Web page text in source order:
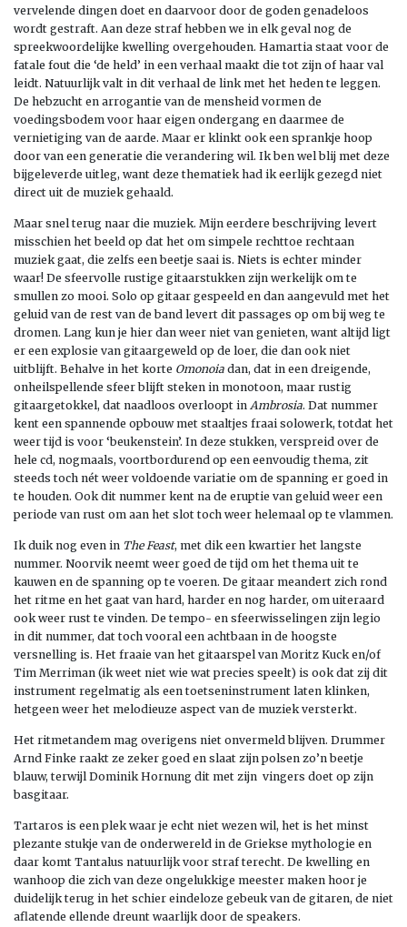
vervelende dingen doet en daarvoor door de goden genadeloos
wordt gestraft. Aan deze straf hebben we in elk geval nog de
spreekwoordelijke kwelling overgehouden. Hamartia staat voor de
fatale fout die ‘de held’ in een verhaal maakt die tot zijn of haar val
leidt. Natuurlijk valt in dit verhaal de link met het heden te leggen.
De hebzucht en arrogantie van de mensheid vormen de
voedingsbodem voor haar eigen ondergang en daarmee de
vernietiging van de aarde. Maar er klinkt ook een sprankje hoop
door van een generatie die verandering wil. Ik ben wel blij met deze
bijgeleverde uitleg, want deze thematiek had ik eerlijk gezegd niet
direct uit de muziek gehaald.
Maar snel terug naar die muziek. Mijn eerdere beschrijving levert
misschien het beeld op dat het om simpele rechttoe rechtaan
muziek gaat, die zelfs een beetje saai is. Niets is echter minder
waar! De sfeervolle rustige gitaarstukken zijn werkelijk om te
smullen zo mooi. Solo op gitaar gespeeld en dan aangevuld met het
geluid van de rest van de band levert dit passages op om bij weg te
dromen. Lang kun je hier dan weer niet van genieten, want altijd ligt
er een explosie van gitaargeweld op de loer, die dan ook niet
uitblijft. Behalve in het korte Omonoia dan, dat in een dreigende,
onheilspellende sfeer blijft steken in monotoon, maar rustig
gitaargetokkel, dat naadloos overloopt in Ambrosia. Dat nummer
kent een spannende opbouw met staaltjes fraai solowerk, totdat het
weer tijd is voor ‘beukenstein’. In deze stukken, verspreid over de
hele cd, nogmaals, voortbordurend op een eenvoudig thema, zit
steeds toch nét weer voldoende variatie om de spanning er goed in
te houden. Ook dit nummer kent na de eruptie van geluid weer een
periode van rust om aan het slot toch weer helemaal op te vlammen.
Ik duik nog even in The Feast, met dik een kwartier het langste
nummer. Noorvik neemt weer goed de tijd om het thema uit te
kauwen en de spanning op te voeren. De gitaar meandert zich rond
het ritme en het gaat van hard, harder en nog harder, om uiteraard
ook weer rust te vinden. De tempo- en sfeerwisselingen zijn legio
in dit nummer, dat toch vooral een achtbaan in de hoogste
versnelling is. Het fraaie van het gitaarspel van Moritz Kuck en/of
Tim Merriman (ik weet niet wie wat precies speelt) is ook dat zij dit
instrument regelmatig als een toetseninstrument laten klinken,
hetgeen weer het melodieuze aspect van de muziek versterkt.
Het ritmetandem mag overigens niet onvermeld blijven. Drummer
Arnd Finke raakt ze zeker goed en slaat zijn polsen zo’n beetje
blauw, terwijl Dominik Hornung dit met zijn vingers doet op zijn
basgitaar.
Tartaros is een plek waar je echt niet wezen wil, het is het minst
plezante stukje van de onderwereld in de Griekse mythologie en
daar komt Tantalus natuurlijk voor straf terecht. De kwelling en
wanhoop die zich van deze ongelukkige meester maken hoor je
duidelijk terug in het schier eindeloze gebeuk van de gitaren, de niet
aflatende ellende dreunt waarlijk door de speakers.